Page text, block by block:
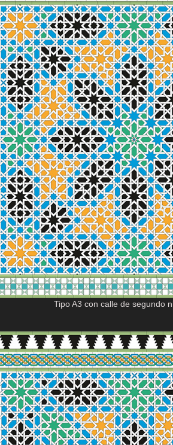
Tipo A3 con calle de segundo